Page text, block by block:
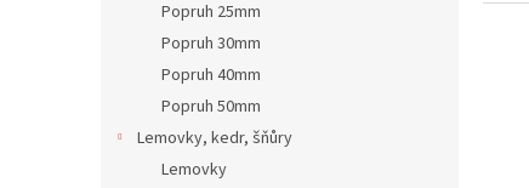
Popruh 25mm
Popruh 30mm
Popruh 40mm
Popruh 50mm
Lemovky, kedr, šňůry
Lemovky